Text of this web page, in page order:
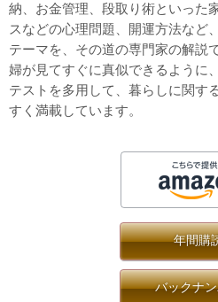
納、お金管理、段取り術といった
スなどの心理問題、開運方法など
テーマを、その道の専門家の解説
婦が見てすぐに真似できるように
テストを多用して、暮らしに関す
すく満載しています。
年間購
バックナ